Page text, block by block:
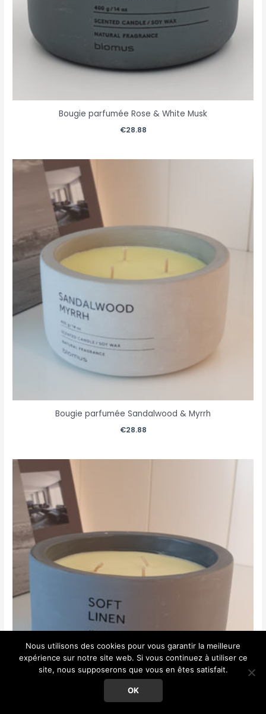
Bougie parfumée Rose & White Musk
€28.88
Bougie parfumée Sandalwood & Myrrh
€28.88
Nous utilisons des cookies pour vous garantir la meilleure
expérience sur notre site web. Si vous continuez à utiliser ce
site, nous supposerons que vous en êtes satisfait.
OK